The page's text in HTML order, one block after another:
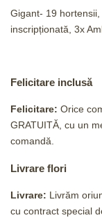
Gigant- 19
inscripționată, 3x
Felicitare inclusă
Felicitare: Orice
GRATUITĂ, cu un
comandă.
Livrare flori
Livrare: Livrăm
cu contract special